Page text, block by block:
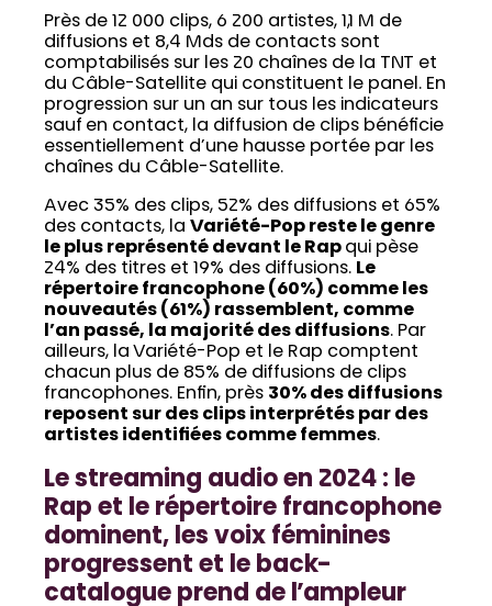
Près de 12 000 clips, 6 200 artistes, 1,1 M de
diffusions et 8,4 Mds de contacts sont
comptabilisés sur les 20 chaînes de la TNT et
du Câble-Satellite qui constituent le panel. En
progression sur un an sur tous les indicateurs
sauf en contact, la diffusion de clips bénéficie
essentiellement d’une hausse portée par les
chaînes du Câble-Satellite.
Avec 35% des clips, 52% des diffusions et 65%
des contacts, la Variété-Pop reste le genre
le plus représenté devant le Rap qui pèse
24% des titres et 19% des diffusions. Le
répertoire francophone (60%) comme les
nouveautés (61%) rassemblent, comme
l’an passé, la majorité des diffusions. Par
ailleurs, la Variété-Pop et le Rap comptent
chacun plus de 85% de diffusions de clips
francophones. Enfin, près 30% des diffusions
reposent sur des clips interprétés par des
artistes identifiées comme femmes.
Le streaming audio en 2024 : le
Rap et le répertoire francophone
dominent, les voix féminines
progressent et le back-
catalogue prend de l’ampleur